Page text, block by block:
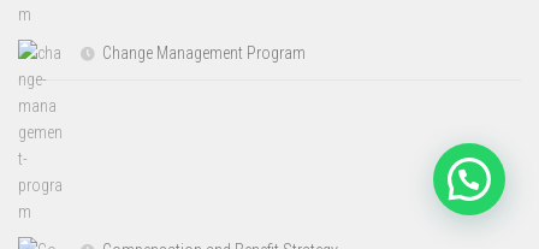
Change Management Program